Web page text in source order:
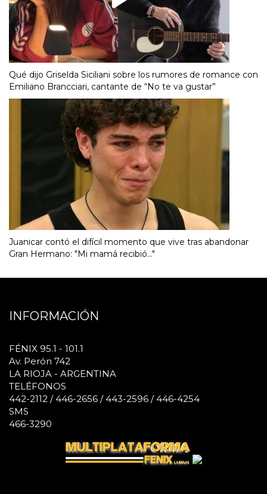
Qué dijo Griselda Siciliani sobre los rumores de romance con
Emiliano Brancciari, cantante de “No te va gustar”
Juanicar contó el difícil momento que vive tras abandonar
Gran Hermano: "Mi mamá recibió..."
INFORMACIÓN
FÉNIX 95.1 - 101.1
Av. Perón 742
LA RIOJA - ARGENTINA
TELÉFONOS
442-2112 / 446-2656 / 443-2596 / 446-4254
SMS
466-3290